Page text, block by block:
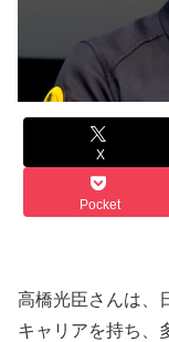
X
Pocket
高橋光臣さんは、
キャリアを持ち、